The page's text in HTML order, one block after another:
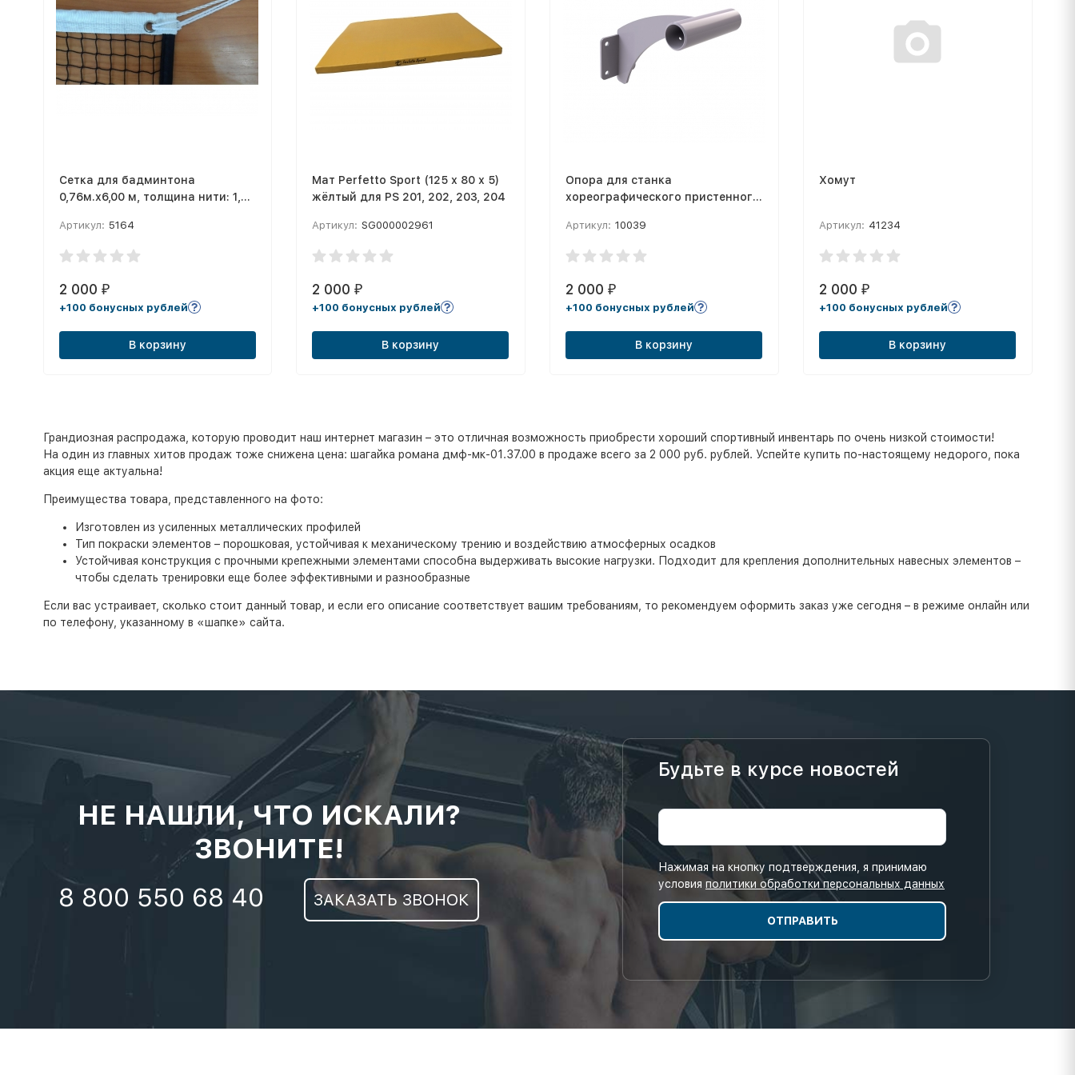
Сетка для бадминтона
0,76м.х6,00 м, толщина нити: 1,5
Артикул: 5164
2 000 ₽
+100 бонусных рублей
В корзину
Мат Perfetto Sport (125 х 80 х 5)
жёлтый для PS 201, 202, 203, 204
Артикул: SG000002961
2 000₽
+100 бонусных рублей
В корзину
Опора для станка
хореографического пристенного
(промежуточная)
Артикул: 10039
2 000 ₽
+100 бонусных рублей
В корзину
Хомут
Артикул: 41234
2 000 ₽
+100 бонусных рублей
В корзину
Грандиозная распродажа, которую проводит наш интернет магазин – это отличная возможность приобрести хороший спортивный инвентарь по очень низкой стоимости!
На один из главных хитов продаж тоже снижена цена: шагайка романа дмф-мк-01.37.00 в продаже всего за 2 000 руб. рублей. Успейте купить по-настоящему недорого, пока
акция еще актуальна!
Преимущества товара, представленного на фото:
Изготовлен из усиленных металлических профилей
Тип покраски элементов – порошковая, устойчивая к механическому трению и воздействию атмосферных осадков
Устойчивая конструкция с прочными крепежными элементами способна выдерживать высокие нагрузки. Подходит для крепления дополнительных навесных элементов –
чтобы сделать тренировки еще более эффективными и разнообразные
Если вас устраивает, сколько стоит данный товар, и если его описание соответствует вашим требованиям, то рекомендуем оформить заказ уже сегодня – в режиме онлайн или
по телефону, указанному в «шапке» сайта.
НЕ НАШЛИ, ЧТО ИСКАЛИ?
ЗВОНИТЕ!
8 800 550 68 40 ЗАКАЗАТЬ ЗВОНОК
Будьте в курсе новостей
Нажимая на кнопку подтверждения, я принимаю
условия политики обработки персональных данных